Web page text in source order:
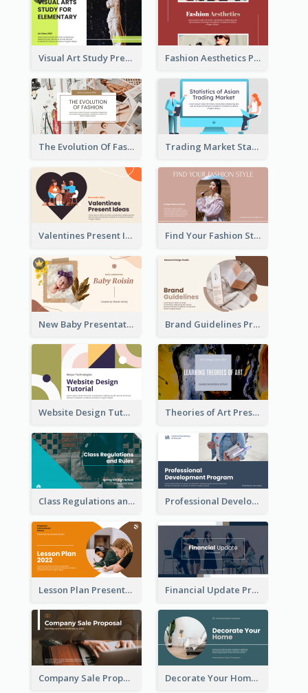
Visual Art Study Presentation Fashion Aesthetics Presentation
The Evolution Of Fashion Presentation Trading Market Statistics Presentation
Valentines Present Ideas Presentation Find Your Fashion Style Presentation
New Baby Presentation Brand Guidelines Presentation
Website Design Tutorial Presentation Theories of Art Presentation
Class Regulations and Rules Presentation Professional Development Program Presentation
Lesson Plan Presentation Financial Update Presentation
Company Sale Proposal Decorate Your Home Presentation